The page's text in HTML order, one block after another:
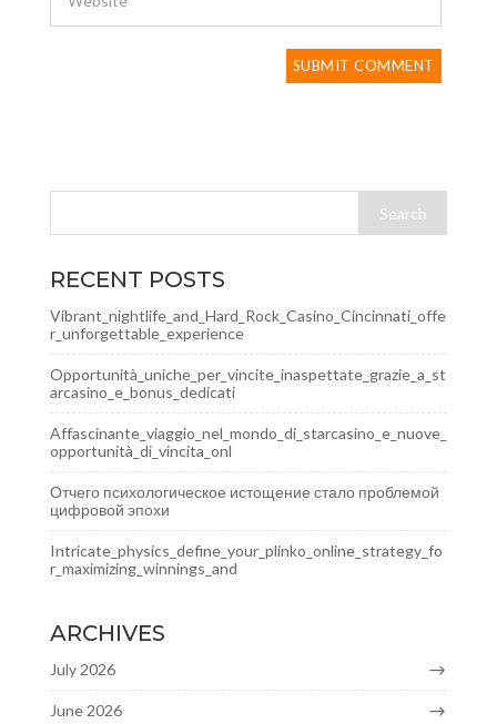
RECENT POSTS
Vibrant_nightlife_and_Hard_Rock_Casino_Cincinnati_offe
r_unforgettable_experience
Opportunità_uniche_per_vincite_inaspettate_grazie_a_st
arcasino_e_bonus_dedicati
Affascinante_viaggio_nel_mondo_di_starcasino_e_nuove_
opportunità_di_vincita_onl
Отчего психологическое истощение стало проблемой
цифровой эпохи
Intricate_physics_define_your_plinko_online_strategy_fo
r_maximizing_winnings_and
ARCHIVES
July 2026
June 2026